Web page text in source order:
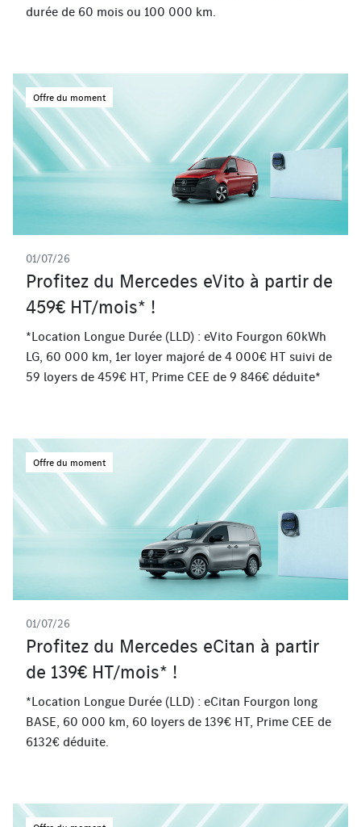
durée de 60 mois ou 100 000 km.
01/07/26
Profitez du Mercedes eVito à partir de
459€ HT/mois* !
*Location Longue Durée (LLD) : eVito Fourgon 60kWh
LG, 60 000 km, 1er loyer majoré de 4 000€ HT suivi de
59 loyers de 459€ HT, Prime CEE de 9 846€ déduite*
Offre du moment
01/07/26
Profitez du Mercedes eCitan à partir
de 139€ HT/mois* !
*Location Longue Durée (LLD) : eCitan Fourgon long
BASE, 60 000 km, 60 loyers de 139€ HT, Prime CEE de
6132€ déduite.
Offre du moment